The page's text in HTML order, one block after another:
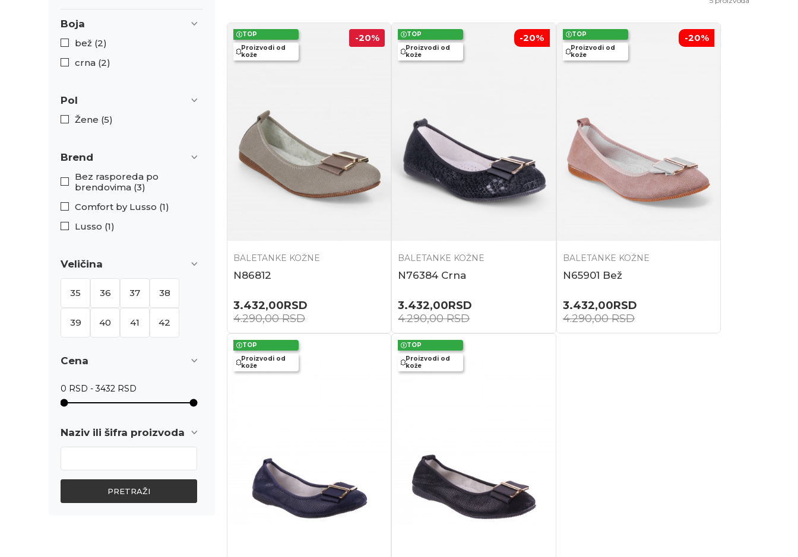
Boja
bež (2)
crna (2)
Pol
Žene (5)
Brend
Bez rasporeda po
brendovima (3)
Comfort by Lusso (1)
Lusso (1)
Veličina
35 36 37 38
39 40 41 42
Cena
Naziv ili šifra proizvoda
PRETRAŽI
TOP
Proizvodi od
kože
-20%
BALETANKE KOŽNE
N86812
3.432,00RSD
4.290,00RSD
TOP
Proizvodi od
kože
-20%
BALETANKE KOŽNE
N76384 Crna
3.432,00RSD
4.290,00RSD
TOP
Proizvodi od
kože
-20%
BALETANKE KOŽNE
N65901 Bež
3.432,00RSD
4.290,00RSD
TOP
Proizvodi od
kože
TOP
Proizvodi od
kože